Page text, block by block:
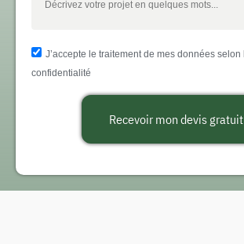
J’accepte le traitement de mes données
confidentialité
Recevoir mon devis gratuit